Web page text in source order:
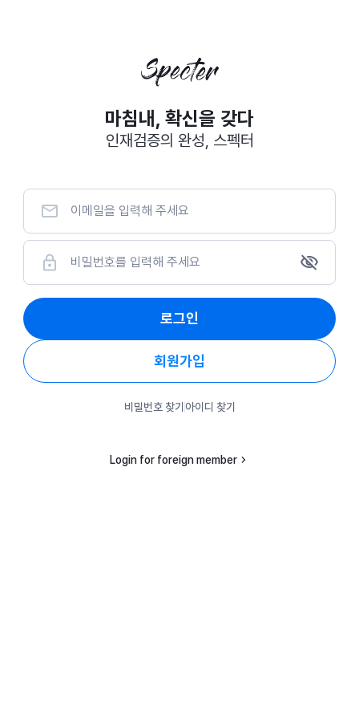
마침내, 확신을 갖다
인재검증의 완성, 스펙터
로그인
회원가입
비밀번호 찾기 아이디 찾기
Login for foreign member